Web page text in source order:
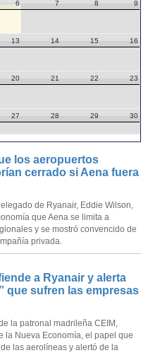
6 7 8 9
13 14 15 16
20 21 22 23
27 28 29 30
los aeropuertos
cerrado si Aena fuera
de Ryanair, Eddie Wilson,
que Aena se limita a
y se mostró convencido de
privada.
a Ryanair y alerta
que sufren las empresas
la patronal madrileña CEIM,
la Nueva Economía, el papel que
las aerolíneas y alertó de la